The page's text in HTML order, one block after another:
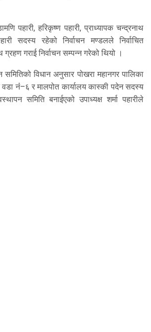
पहारी, हरिकृष्ण पहारी, प्राध्यापक चन्द्रनाथ
सदस्य रहेको निर्वाचन मण्डलले निर्वाचित
गराई निर्वाचन सम्पन्न गरेको थियो ।
समितिको विधान अनुसार पोखरा महानगर पालिका
वडा नंं–६ र मालपोत कार्यालय कास्की पदेन सदस्य
समिति बनाईएको उपाध्यक्ष शर्मा पहारीले